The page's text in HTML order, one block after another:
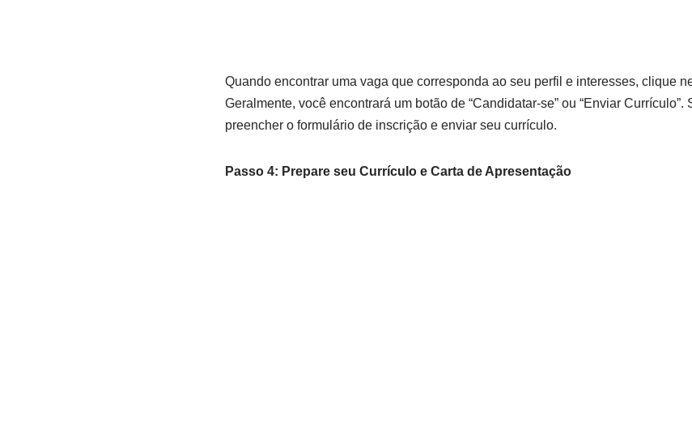
Quando encontrar uma vaga que corresponda ao seu perfil e interesses, clique
Geralmente, você encontrará um botão de “Candidatar-se” ou “Enviar Currículo”.
preencher o formulário de inscrição e enviar seu currículo.
Passo 4: Prepare seu Currículo e Carta de Apresentação